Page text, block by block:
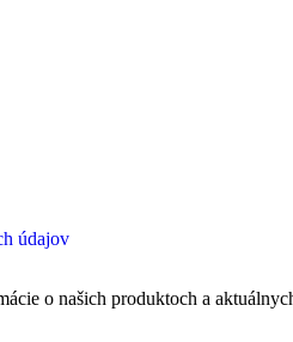
údajov
o našich produktoch a